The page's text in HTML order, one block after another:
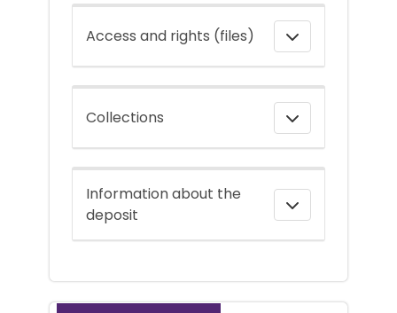
Access and rights (files)
Collections
Information about the
deposit